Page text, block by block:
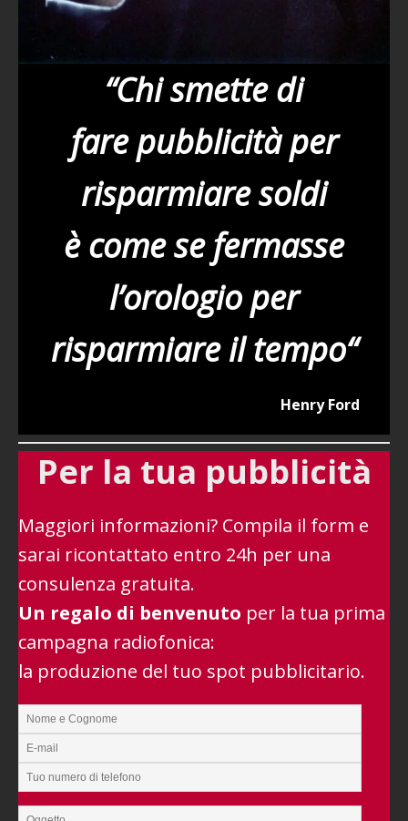
“Chi smette di
farepubblicità per
risparmiare soldi
è come se fermasse
l’orologio per
risparmiare il tempo“
Henry Ford
Per la tua pubblicità
Maggiori informazioni? Compila il form e
sarai ricontattato entro 24h per una
consulenza gratuita.
Un regalo di benvenuto per la tua prima
campagna radiofonica:
la produzione del tuo spot pubblicitario.